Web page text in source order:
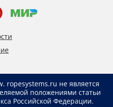
ropesystems.ru не является
положениями статьи
Российской Федерации.